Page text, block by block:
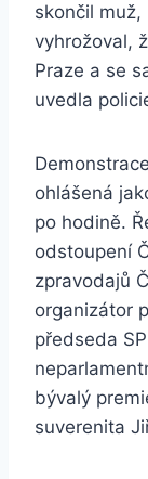
skončil
vyhrožoval,
Praze a se
uvedla
ohlášená
po hodině.
odstoupení
zpravodajů
organizátor
předseda
bývalý
suverenita